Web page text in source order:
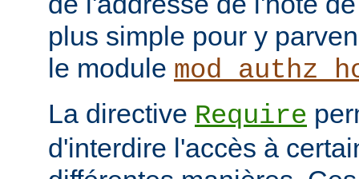
plus simple pour y
le module
La directive Require
d'interdire l'accès à